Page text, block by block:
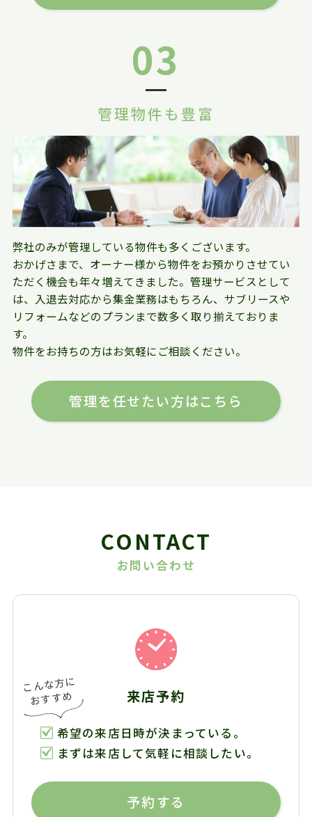
03
管理物件も豊富
弊社のみが管理している物件も多くございます。
おかげさまで、オーナー様から物件をお預かりさせてい
ただく機会も年々増えてきました。管理サービスとして
は、入退去対応から集金業務はもちろん、サブリースや
リフォームなどのプランまで数多く取り揃えておりま
す。
物件をお持ちの方はお気軽にご相談ください。
管理を任せたい方はこちら
CONTACT
お問い合わせ
来店予約
希望の来店日時が決まっている。
まずは来店して気軽に相談したい。
予約する